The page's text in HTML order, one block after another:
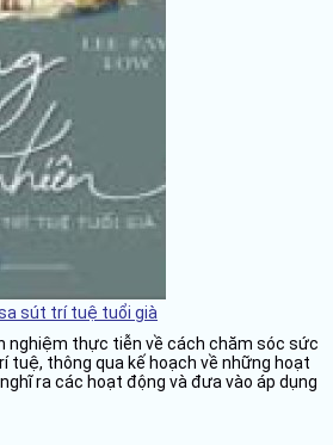
sút trí tuệ tuổi già
nghiệm thực tiễn về cách chăm sóc sức
tuệ, thông qua kế hoạch về những hoạt
ra các hoạt động và đưa vào áp dụng